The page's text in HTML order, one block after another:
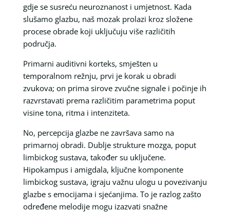
gdje se susreću neuroznanost i umjetnost. Kada
slušamo glazbu, naš mozak prolazi kroz složene
procese obrade koji uključuju više različitih
područja.
Primarni auditivni korteks, smješten u
temporalnom režnju, prvi je korak u obradi
zvukova; on prima sirove zvučne signale i počinje ih
razvrstavati prema različitim parametrima poput
visine tona, ritma i intenziteta.
No, percepcija glazbe ne završava samo na
primarnoj obradi. Dublje strukture mozga, poput
limbickog sustava, također su uključene.
Hipokampus i amigdala, ključne komponente
limbickog sustava, igraju važnu ulogu u povezivanju
glazbe s emocijama i sjećanjima. To je razlog zašto
određene melodije mogu izazvati snažne